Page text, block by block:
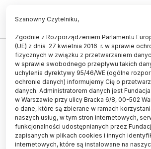
ŚWIAT
Szwajcaria/ Tzw.
ostatniej szansy zagraża
topniejącym lodowcom
12.02.2026
aktualizacja: 12.02.2026
2 minuty czytania
Szanowny Czytelniku,
Zgodnie z Rozporządzeniem Parlamentu
(UE) z dnia 27 kwietnia 2016 r. w sprawie
fizycznych w związku z przetwarzaniem
w sprawie swobodnego przepływu takich
uchylenia dyrektywy 95/46/WE (ogólne
ochronie danych) informujemy Cię o
danych. Administratorem danych jest
w Warszawie przy ulicy Bracka 6/8, 00-502
o dane, które są zbierane w ramach
naszych usług, w tym stron internetowych,
funkcjonalności udostępnianych przez
zapisanych w plikach cookies i innych
internetowych, które są instalowane na